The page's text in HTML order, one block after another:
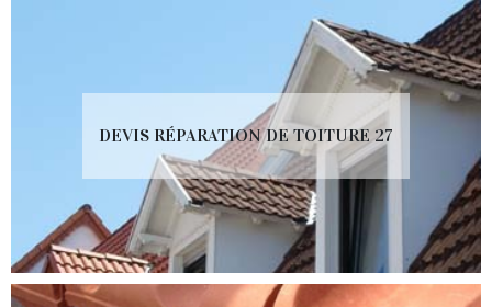
DEVIS RÉPARATION DE TOITURE 27